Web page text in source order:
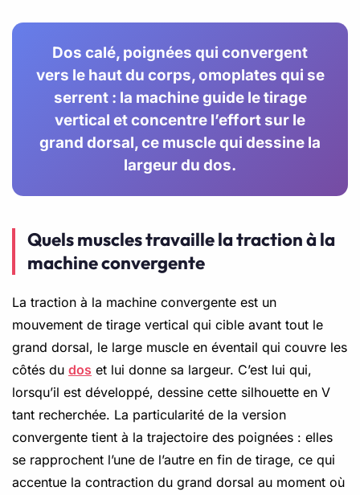
Dos calé, poignées qui convergent
vers le haut du corps, omoplates qui se
serrent : la machine guide le tirage
vertical et concentre l’effort sur le
grand dorsal, ce muscle qui dessine la
largeur du dos.
Quels muscles travaille la traction à la
machine convergente
La traction à la machine convergente est un
mouvement de tirage vertical qui cible avant tout le
grand dorsal, le large muscle en éventail qui couvre les
côtés du dos et lui donne sa largeur. C’est lui qui,
lorsqu’il est développé, dessine cette silhouette en V
tant recherchée. La particularité de la version
convergente tient à la trajectoire des poignées : elles
se rapprochent l’une de l’autre en fin de tirage, ce qui
accentue la contraction du grand dorsal au moment où